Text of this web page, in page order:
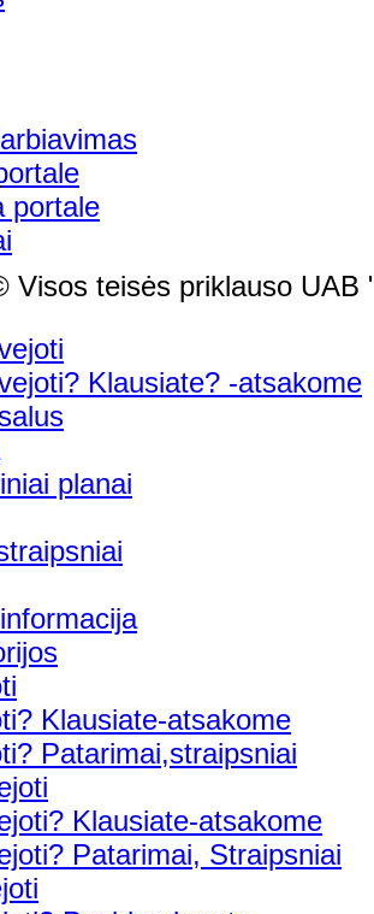
portale
Visos teisės priklauso UAB
Klausiate? -atsakome
planai
Klausiate-atsakome
Patarimai,straipsniai
Klausiate-atsakome
Patarimai, Straipsniai